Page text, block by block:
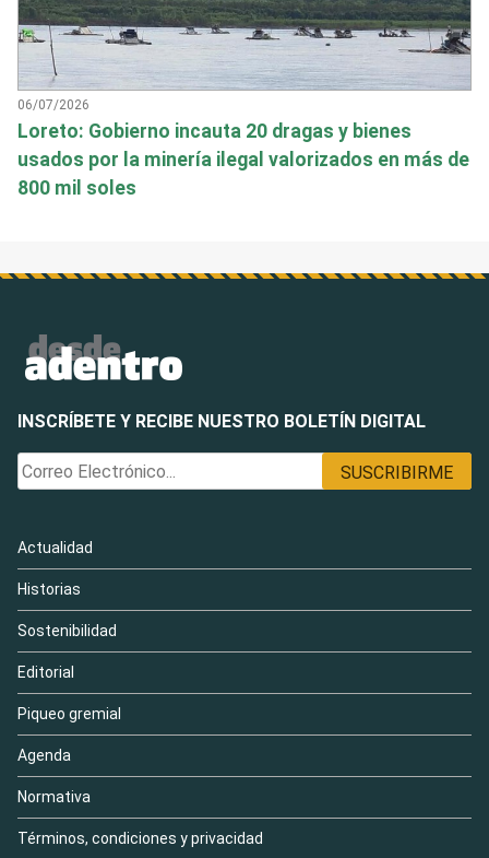
06/07/2026
Loreto: Gobierno incauta 20 dragas y bienes
usados por la minería ilegal valorizados en más de
800 mil soles
INSCRÍBETE Y RECIBE NUESTRO BOLETÍN DIGITAL
Actualidad
Historias
Sostenibilidad
Editorial
Piqueo gremial
Agenda
Normativa
Términos, condiciones y privacidad